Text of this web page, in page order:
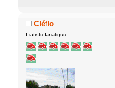
Cléflo
Fiatiste fanatique